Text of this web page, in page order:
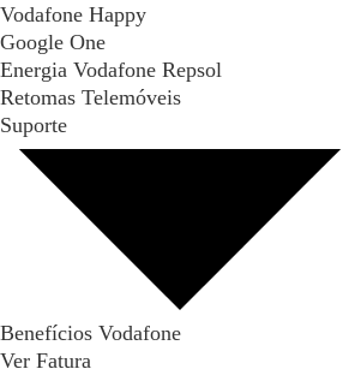
Vodafone Happy
Google One
Energia Vodafone Repsol
Retomas Telemóveis
Suporte
Benefícios Vodafone
Ver Fatura